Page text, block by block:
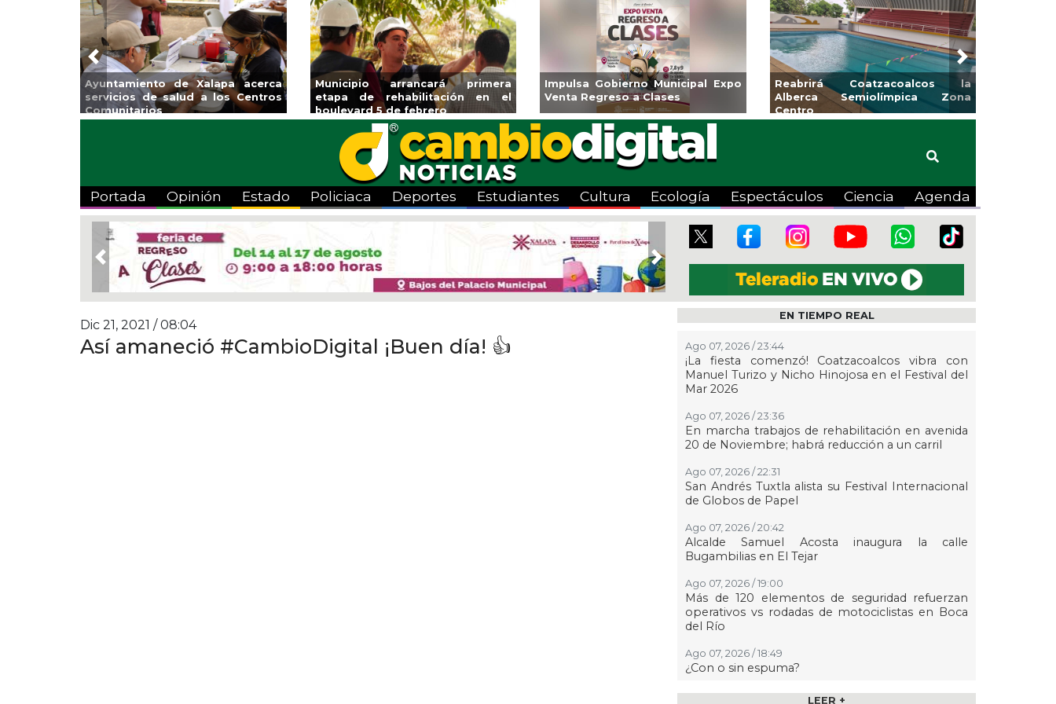
Invita Ayuntamiento de Veracruz
a Temporada de Artes “Escena
Viva”
Aplicará CMAS el Programa de
Tandeo durante agosto
Guarniciones y banquetas para la
colonia El Mango en Pánuco
Emprendedores de Xalapa
exponen en Mercadito
Bicentenario
Previous Next
Portada Opinión Estado Policiaca Deportes Estudiantes Cultura Ecología Espectáculos Ciencia Agenda
Previous Next
Dic 21, 2021 / 08:04
Así amaneció #CambioDigital ¡Buen día! 👍
EN TIEMPO REAL
Ago 07, 2026 / 23:44
¡La fiesta comenzó! Coatzacoalcos vibra con
Manuel Turizo y Nicho Hinojosa en el Festival del
Mar 2026
Ago 07, 2026 / 23:36
En marcha trabajos de rehabilitación en avenida
20 de Noviembre; habrá reducción a un carril
Ago 07, 2026 / 22:31
San Andrés Tuxtla alista su Festival Internacional
de Globos de Papel
Ago 07, 2026 / 20:42
Alcalde Samuel Acosta inaugura la calle
Bugambilias en El Tejar
Ago 07, 2026 / 19:00
Más de 120 elementos de seguridad refuerzan
operativos vs rodadas de motociclistas en Boca
del Río
Ago 07, 2026 / 18:49
¿Con o sin espuma?
Ago 07, 2026 / 18:20 LEER +